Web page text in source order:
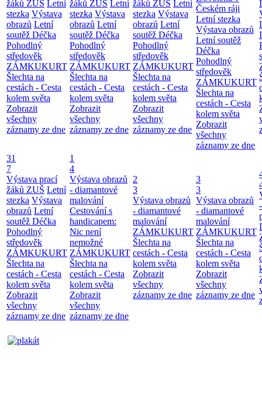
žáků ZUŠ Letní
stezka Výstava
obrazů Letní
soutěž Déčka
Pohodlný
středověk
ZÁMKUKURT
Šlechta na
cestách - Cesta
kolem světa
Zobrazit
všechny
záznamy ze dne
žáků ZUŠ Letní
stezka Výstava
obrazů Letní
soutěž Déčka
Pohodlný
středověk
ZÁMKUKURT
Šlechta na
cestách - Cesta
kolem světa
Zobrazit
všechny
záznamy ze dne
žáků ZUŠ Letní
stezka Výstava
obrazů Letní
soutěž Déčka
Pohodlný
středověk
ZÁMKUKURT
Šlechta na
cestách - Cesta
kolem světa
Zobrazit
všechny
záznamy ze dne
Českém ráji
Letní stezka
Výstava obrazů
Letní soutěž
Déčka
Pohodlný
středověk
ZÁMKUKURT
Šlechta na
cestách - Cesta
kolem světa
Zobrazit
všechny
záznamy ze dne
31
7
Výstava prací
žáků ZUŠ Letní
stezka Výstava
obrazů Letní
soutěž Déčka
Pohodlný
středověk
ZÁMKUKURT
Šlechta na
cestách - Cesta
kolem světa
Zobrazit
všechny
záznamy ze dne
1
4
Výstava obrazů
- diamantové
malování
Cestování s
handicapem:
Nic není
nemožné
ZÁMKUKURT
Šlechta na
cestách - Cesta
kolem světa
Zobrazit
všechny
záznamy ze dne
2
3
Výstava obrazů
- diamantové
malování
ZÁMKUKURT
Šlechta na
cestách - Cesta
kolem světa
Zobrazit
všechny
záznamy ze dne
3
3
Výstava obrazů
- diamantové
malování
ZÁMKUKURT
Šlechta na
cestách - Cesta
kolem světa
Zobrazit
všechny
záznamy ze dne